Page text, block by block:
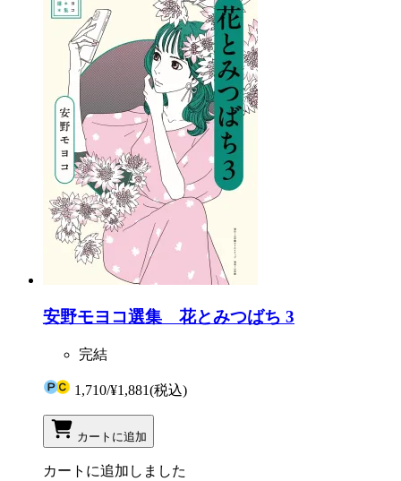
安野モヨコ選集 花とみつばち 3
完結
1,710/¥1,881(税込)
カートに追加
カートに追加しました